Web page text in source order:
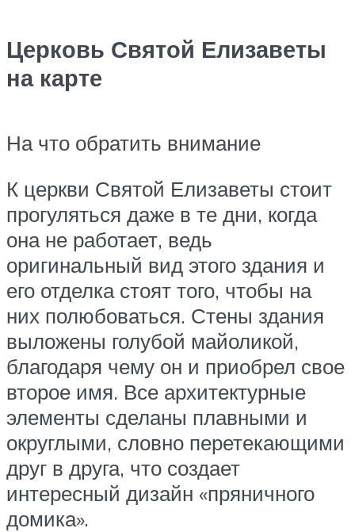
Церковь Святой Елизаветы
на карте
На что обратить внимание
К церкви Святой Елизаветы стоит
прогуляться даже в те дни, когда
она не работает, ведь
оригинальный вид этого здания и
его отделка стоят того, чтобы на
них полюбоваться. Стены здания
выложены голубой майоликой,
благодаря чему он и приобрел свое
второе имя. Все архитектурные
элементы сделаны плавными и
округлыми, словно перетекающими
друг в друга, что создает
интересный дизайн «пряничного
домика».